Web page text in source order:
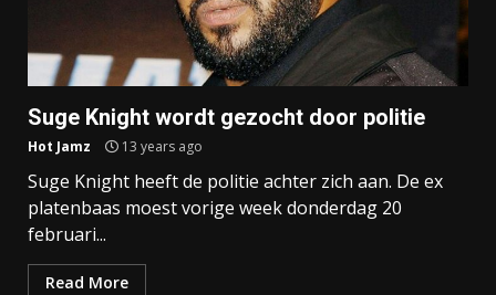
Suge Knight wordt gezocht door politie
Hot Jamz 13 years ago
Suge Knight heeft de politie achter zich aan. De ex
platenbaas moest vorige week donderdag 20
februari...
Read More